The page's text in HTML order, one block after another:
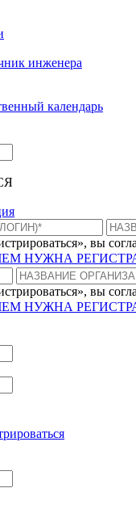
инженера
календарь
вы
НУЖНА
вы
НУЖНА